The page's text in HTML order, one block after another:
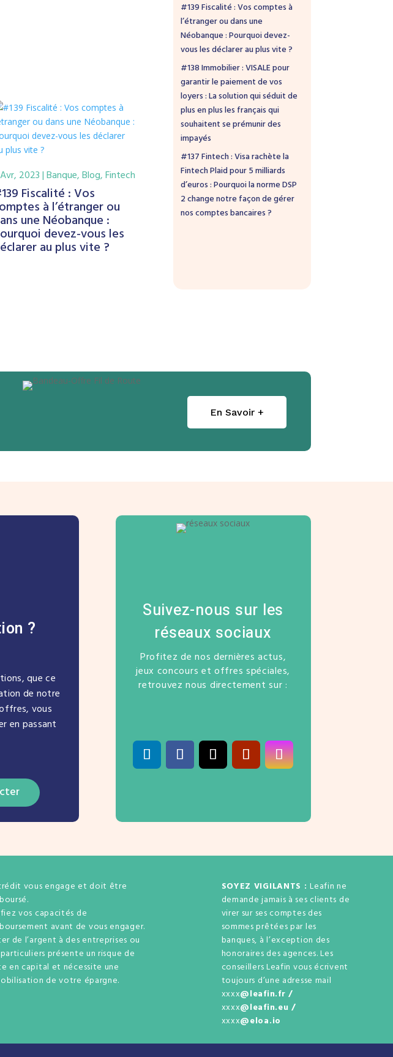
Fiscalité : Vos
à l’étranger ou
une Néobanque :
devez-vous les
au plus vite ?
2023|Banque,Blog,Fintech
#139 Fiscalité : Vos comptes à
l’étranger ou dans une
Néobanque : Pourquoi devez-
vous les déclarer au plus vite ?
#138 Immobilier : VISALE pour
garantir le paiement de vos
loyers : La solution qui séduit de
plus en plus les français qui
souhaitent se prémunir des
impayés
#137 Fintech : Visa rachète la
Fintech Plaid pour 5 milliards
d’euros : Pourquoi la norme DSP
2 change notre façon de gérer
nos comptes bancaires ?
En Savoir +
?
que ce
de notre
vous
en passant
Suivez-nous sur les
réseaux sociaux
Profitez de nos dernières actus,
jeux concours et offres spéciales,
retrouvez nous directement sur :
vous engage et doit être
vos capacités de
avant de vous engager.
de l’argent à des entreprises ou
présente un risque de
en capital et nécessite une
de votre épargne.
SOYEZ VIGILANTS :Leafin ne
demande jamais à ses clients de
virer sur ses comptes des
sommes prêtées par les
banques, à l’exception des
honoraires des agences. Les
conseillers Leafin vous écrivent
toujours d’une adresse mail
xxxx@leafin.fr /
xxxx@leafin.eu /
xxxx@eloa.io